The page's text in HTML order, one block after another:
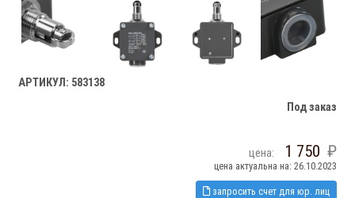
АРТИКУЛ: 583138
Под заказ
цена: 1 750
цена актуальна на: 26.10.2023
запросить счет для юр. лиц